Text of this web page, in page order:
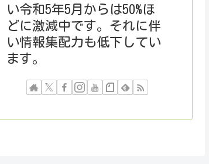
い令和5年5月からは50%ほ
どに激減中です。それに伴
い情報集配力も低下してい
ます。